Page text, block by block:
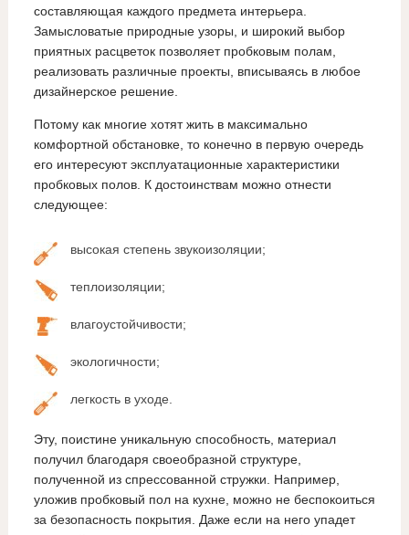
составляющая каждого предмета интерьера.
Замысловатые природные узоры, и широкий выбор
приятных расцветок позволяет пробковым полам,
реализовать различные проекты, вписываясь в любое
дизайнерское решение.
Потому как многие хотят жить в максимально
комфортной обстановке, то конечно в первую очередь
его интересуют эксплуатационные характеристики
пробковых полов. К достоинствам можно отнести
следующее:
высокая степень звукоизоляции;
теплоизоляции;
влагоустойчивости;
экологичности;
легкость в уходе.
Эту, поистине уникальную способность, материал
получил благодаря своеобразной структуре,
полученной из спрессованной стружки. Например,
уложив пробковый пол на кухне, можно не беспокоиться
за безопасность покрытия. Даже если на него упадет